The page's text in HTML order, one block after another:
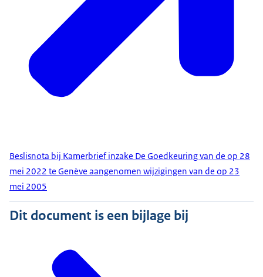
Beslisnota bij Kamerbrief inzake De Goedkeuring van de op 28
mei 2022 te Genève aangenomen wijzigingen van de op 23
mei 2005
Dit document is een bijlage bij